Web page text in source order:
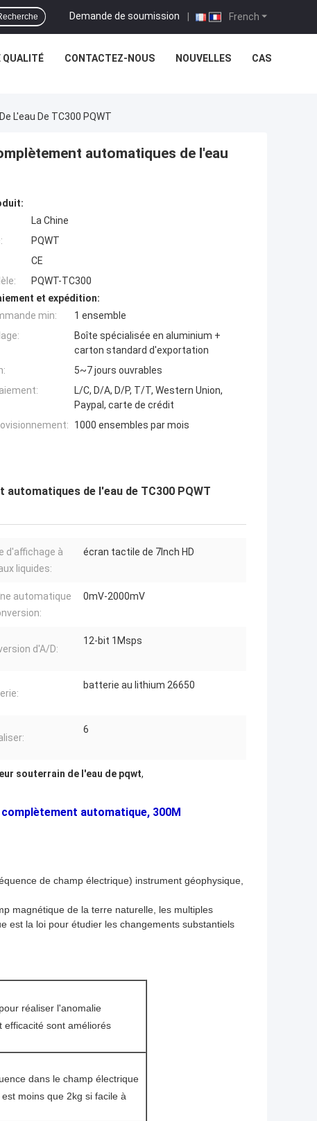
French
Demande de soumission |
QUALITÉ CONTACTEZ-NOUS NOUVELLES CAS
L'eau De TC300 PQWT
automatiques de l'eau
La Chine
PQWT
CE
PQWT-TC300
et expédition:
min:
1 ensemble
Boîte spécialisée en aluminium +
carton standard d'exportation
5~7 jours ouvrables
L/C, D/A, D/P, T/T, Western Union,
Paypal, carte de crédit
1000 ensembles par mois
de l'eau de TC300 PQWT
d'affichage à
liquides:
écran tactile de 7Inch HD
automatique
0mV-2000mV
d'A/D:
12-bit 1Msps
batterie au lithium 26650
6
souterrain de l'eau de pqwt,
automatique, 300M
de champ électrique) instrument géophysique,
magnétique de la terre naturelle, les multiples
est la loi pour étudier les changements substantiels
réaliser l'anomalie
efficacité sont améliorés
dans le champ électrique
moins que 2kg si facile à